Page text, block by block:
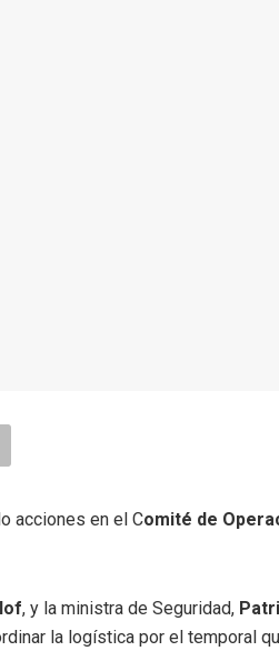
acciones en el Comité de
, y la ministra de Seguridad,
la logística por el temporal